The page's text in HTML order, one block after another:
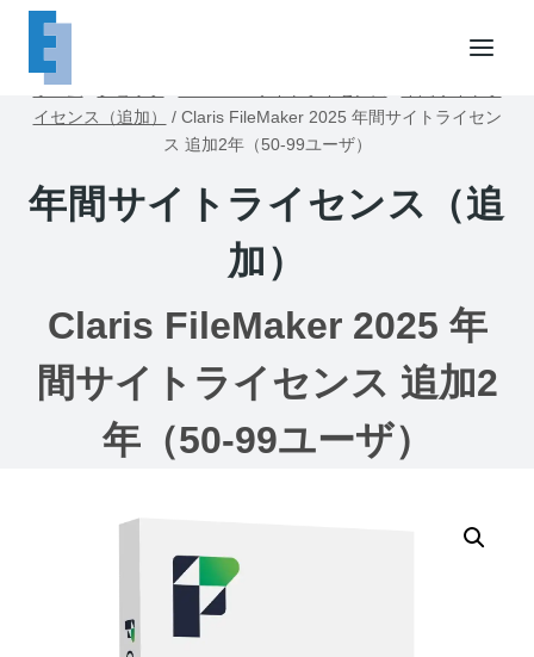
ホーム
イセンス（追加）
/ Claris FileMaker 2025 年間サイトライセン
ス 追加2年（50-99ユーザ）
年間サイトライセンス（追
加）
Claris FileMaker 2025 年
間サイトライセンス 追加2
年（50-99ユーザ）